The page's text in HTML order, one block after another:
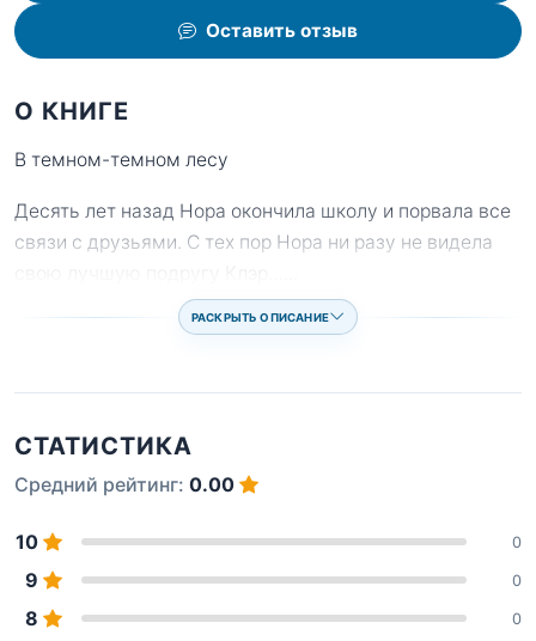
Оставить отзыв
О КНИГЕ
В темном-темном лесу
Десять лет назад Нора окончила школу и порвала все
связи с друзьями. С тех пор Нора ни разу не видела
РАСКРЫТЬ ОПИСАНИЕ
СТАТИСТИКА
Средний рейтинг: 0.00
10 0
9 0
8 0